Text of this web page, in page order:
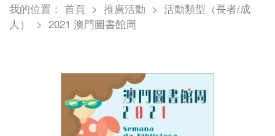
我的位置： 首頁 > 推廣活動 > 活動類型（長者/成
人）
> 2021 澳門圖書館周